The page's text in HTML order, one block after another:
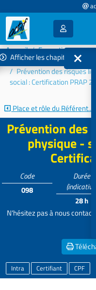
Accueil Formations 2022
Risques professionnels
Prévention des risques
social : Certification PRAP 2S
Afficher les chapitres
Place et rôle du Référent...
Prévention des
physique -
Code
098
Durée
(indicative)
28 h
N'hésitez pas à nous
Intra Certifiant CPF